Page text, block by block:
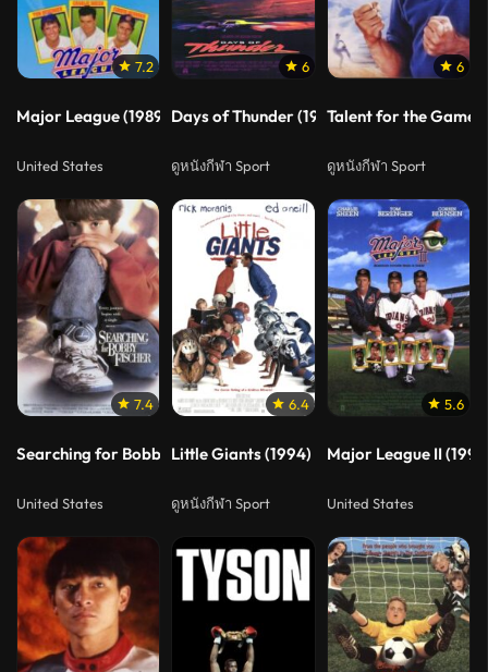
7.2
Major League (1989) เมเจอร์ลีก
United States
6
Days of Thunder (1990) ซิ่งสายฟ้า
ดูหนังกีฬา Sport
6
Talent for the Game
ดูหนังกีฬา Sport
7.4
Searching for Bobby Fischer (1993) เจ้าหมากรุก
United States
6.4
Little Giants (1994) เปี๊ยกเล็ก เปี๊ยกใหญ่ สะกิ
ดูหนังกีฬา Sport
5.6
Major League II
United States